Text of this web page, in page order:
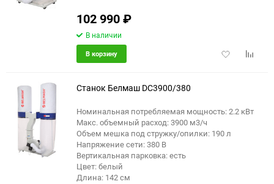
102 990₽
В наличии
Добавить
В корзину
Станок Белмаш DC3900/380
Номинальная потребляемая мощность: 2.2 кВт
Макс. объемный расход: 3900 м3/ч
Объем мешка под стружку/опилки: 190 л
Напряжение сети: 380 В
Вертикальная парковка: есть
Цвет: белый
Длина: 142 см